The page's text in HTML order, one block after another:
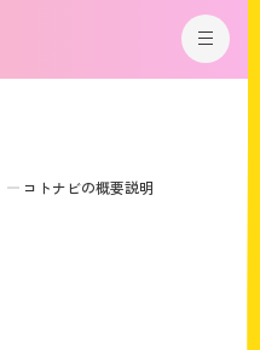
コトナビの概要説明